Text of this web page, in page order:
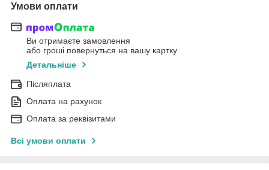
Умови оплати
Ви отримаєте замовлення
або гроші повернуться на вашу картку
Детальніше
Післяплата
Оплата на рахунок
Оплата за реквізитами
Всі умови оплати